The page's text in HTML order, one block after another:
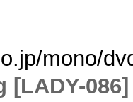
mono/